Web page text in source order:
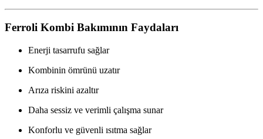
Ferroli Kombi Bakımının Faydaları
Enerji tasarrufu sağlar
Kombinin ömrünü uzatır
Arıza riskini azaltır
Daha sessiz ve verimli çalışma sunar
Konforlu ve güvenli ısıtma sağlar